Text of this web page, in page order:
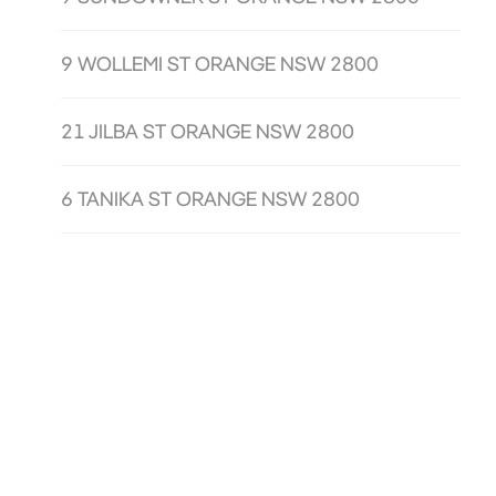
9 WOLLEMI ST ORANGE NSW 2800
21 JILBA ST ORANGE NSW 2800
6 TANIKA ST ORANGE NSW 2800